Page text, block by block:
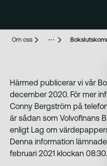
Om oss
Härmed publicerar vi vår
december 2020. För mer
Conny Bergström på
är sådan som Volvofinans
enligt Lag om
Denna information
februari 2021 klockan 08:30.